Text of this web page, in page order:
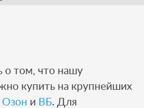
КОНТАКТЫ
о том, что нашу
купить на крупнейших
Озон и ВБ. Для